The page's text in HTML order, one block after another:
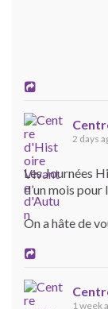
2 days
Les Journées
d’un mois
On a hâte de
1 week